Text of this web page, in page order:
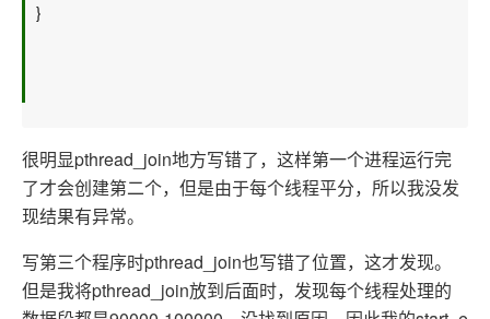
}
很明显pthread_join地方写错了，这样第一个进程运行完
了才会创建第二个，但是由于每个线程平分，所以我没发
现结果有异常。
写第三个程序时pthread_join也写错了位置，这才发现。
但是我将pthread_join放到后面时，发现每个线程处理的